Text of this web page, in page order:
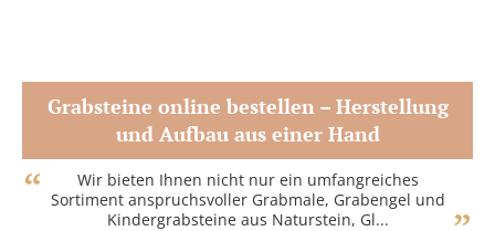
Grabsteine online bestellen – Herstellung
und Aufbau aus einer Hand
Wir bieten Ihnen nicht nur ein umfangreiches
Sortiment anspruchsvoller Grabmale, Grabengel und
Kindergrabsteine aus Naturstein, Gl...